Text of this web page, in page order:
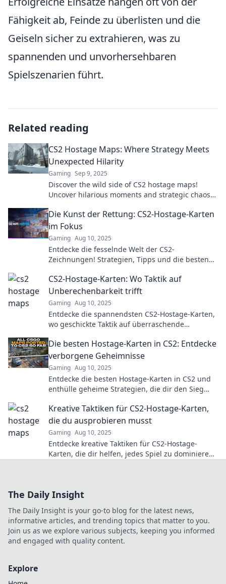
Fähigkeit ab, Feinde zu überlisten und die
Geiseln sicher zu extrahieren, was zu
spannenden und unvorhersehbaren
Spielszenarien führt.
Related reading
CS2 Hostage Maps: Where Strategy Meets
Unexpected Hilarity
Gaming Sep 9, 2025
Discover the wild side of CS2 hostage maps!
Uncover hilarious moments and strategic chaos
Die Kunst der Rettung: CS2-Hostage-Karten
im Fokus
Gaming Aug 10, 2025
Entdecke die fesselnde Welt der CS2-
Zeichnungen! Strategien, Tipps und die besten
mehr erfahren!
CS2-Hostage-Karten: Wo Taktik auf
Unberechenbarkeit trifft
Gaming Aug 10, 2025
Entdecke die spannendsten CS2-Hostage-Karten,
wo geschickte Taktik auf überraschende
Spiele!
Die besten Hostage-Karten in CS2: Entdecke
verborgene Geheimnisse
Gaming Aug 10, 2025
Entdecke die besten Hostage-Karten in CS2 und
enthülle geheime Strategien, die dir den Sieg
Kreative Taktiken für CS2-Hostage-Karten,
die du ausprobieren musst
Gaming Aug 10, 2025
Entdecke kreative Taktiken für CS2-Hostage-
Karten, die dir helfen, jedes Spiel zu dominieren!
The Daily Insight
The Daily Insight is your go-to blog for the latest news,
informative articles, and trending topics that matter to you.
Join us as we explore various subjects, keeping you informed
and engaged with quality content.
Explore